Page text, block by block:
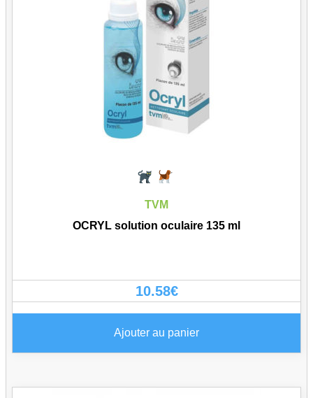
TVM
OCRYL solution oculaire 135 ml
10.58€
Ajouter au panier